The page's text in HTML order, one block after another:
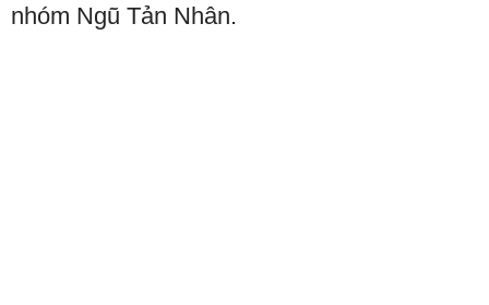
nhóm Ngũ Tản Nhân.